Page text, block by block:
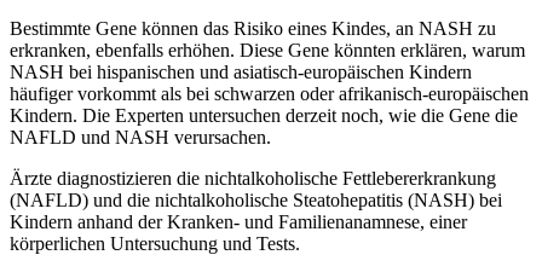
Bestimmte Gene können das Risiko eines Kindes, an NASH zu
erkranken, ebenfalls erhöhen. Diese Gene könnten erklären, warum
NASH bei hispanischen und asiatisch-europäischen Kindern
häufiger vorkommt als bei schwarzen oder afrikanisch-europäischen
Kindern. Die Experten untersuchen derzeit noch, wie die Gene die
NAFLD und NASH verursachen.
Ärzte diagnostizieren die nichtalkoholische Fettlebererkrankung
(NAFLD) und die nichtalkoholische Steatohepatitis (NASH) bei
Kindern anhand der Kranken- und Familienanamnese, einer
körperlichen Untersuchung und Tests.